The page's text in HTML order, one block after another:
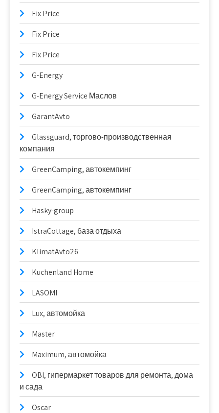
Fix Price
Fix Price
Fix Price
G-Energy
G-Energy Service Маслов
GarantAvto
Glassguard, торгово-производственная
компания
GreenCamping, автокемпинг
GreenCamping, автокемпинг
Hasky-group
IstraCottage, база отдыха
KlimatAvto26
Kuchenland Home
LASOMI
Lux, автомойка
Master
Maximum, автомойка
OBI, гипермаркет товаров для ремонта, дома
и сада
Oscar